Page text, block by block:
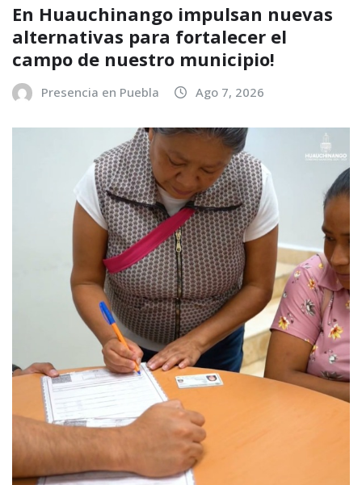
En Huauchinango impulsan nuevas
alternativas para fortalecer el
campo de nuestro municipio!
Presencia en Puebla Ago 7, 2026